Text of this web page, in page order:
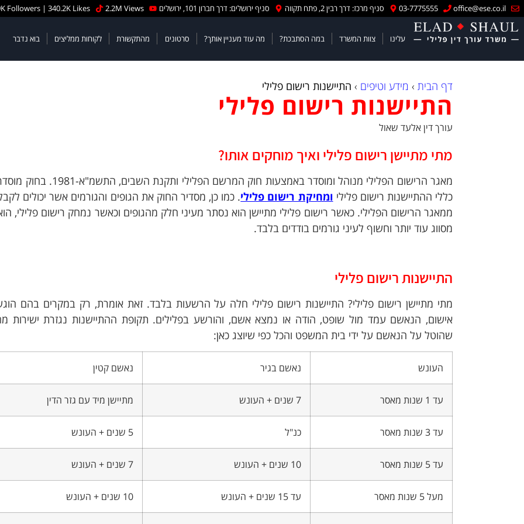
office@ese.co.il
03-7775555 סניף מרכז: דרך רבין 2, פתח תקווה סניף ירושלים: דרך חברון 101, ירושלים 2.2M Views
Followers | 340.2K Likes
עלינו צוות המשרד במה הסתבכת? מה עוד מעניין אותך? סרטונים מהתקשורת לקוחות ממליצים בוא נדבר
דף הבית › מידע וטיפים › התיישנות רישום פלילי
התיישנות רישום פלילי
עורך דין אלעד שאול
מתי מתיישן רישום פלילי ואיך מוחקים אותו?
מאגר הרישום הפלילי מנוהל ומוסדר באמצעות חוק המרשם הפלילי
כללי ההתיישנות רישום פלילי ומחיקת רישום פלילי. כמו כן, מסדיר החוק את הגופים והגורמים אשר יכולים
ממאגר הרישום הפלילי. כאשר רישום פלילי מתיישן הוא נסתר מעיני חלק מהגופים וכאשר נמחק רישום פלילי,
מסווג עוד יותר וחשוף לעיני גורמים בודדים בלבד.
התיישנות רישום פלילי
מתי מתיישן רישום פלילי? התיישנות רישום פלילי חלה על הרשעות בלבד. זאת אומרת, רק במקרים בהם
אישום, הנאשם עמד מול שופט, הודה או נמצא אשם, והורשע בפלילים. תקופת ההתיישנות נגזרת ישירות
שהוטל על הנאשם על ידי בית המשפט והכל כפי שיוצג כאן:
העונש נאשם בגיר נאשם קטין
עד 1 שנות מאסר 7 שנים + העונש מתיישן מיד עם גזר הדין
עד 3 שנות מאסר כנ"ל 5 שנים + העונש
עד 5 שנות מאסר 10 שנים + העונש 7 שנים + העונש
מעל 5 שנות מאסר עד 15 שנים + העונש 10 שנים + העונש